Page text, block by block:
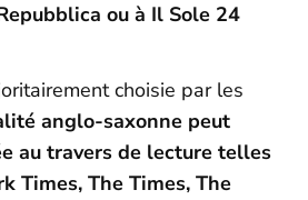
ou à Il Sole 24
choisie par les
anglo-saxonne peut
au travers de lecture telles
Times, The Times, The